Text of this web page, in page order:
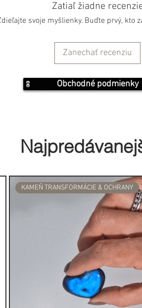
až 94% baktérií šíriacich
Pri pálení šalvie sa
jednoduché pomôcky, ako
a kadidelnica /resp.
horieť. Potom jemne
zväzku sa začne šíriť
misy, aby
šalvie:
za posvätnú
začali tradíciu
listov počas svojich obradov
alebo človeka od zlých
Zatiaľ žiadne
svoje myšlienky. Buďte prvý, kto
Zanechať recenziu
Obchodné podmienky
KAMEŇ TRANSFORMÁCIE & OCHRANY